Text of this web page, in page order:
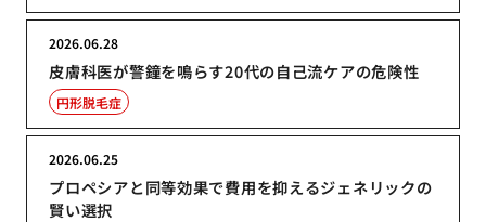
皮膚科医が警鐘を鳴らす20代の自己流ケアの危険性
2026.06.28
円形脱毛症
プロペシアと同等効果で費用を抑えるジェネリックの
賢い選択
2026.06.25